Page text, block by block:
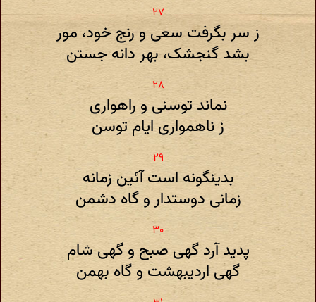
ز سر بگرفت سعی و رنج خود، مور
بشد گنجشک، بهر دانه جستن
نماند توسنی و راهواری
ز ناهمواری ایام توسن
بدینگونه است آئین زمانه
زمانی دوستدار و گاه دشمن
پدید آرد گهی صبح و گهی شام
گهی اردیبهشت و گاه بهمن